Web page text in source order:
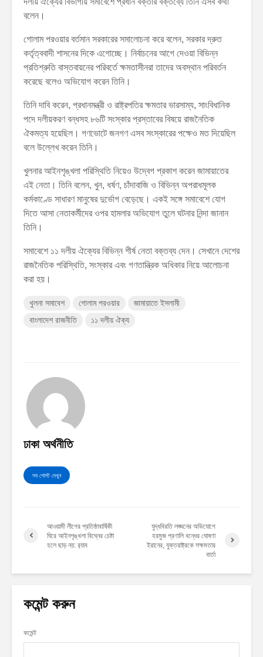
বলেন।
গোলাম পরওয়ার বর্তমান সরকারের সমালোচনা করে বলেন, সরকার দ্রুত
কর্তৃত্ববাদী শাসনের দিকে এগোচ্ছে। নির্বাচনের আগে দেওয়া বিভিন্ন
প্রতিশ্রুতি বাস্তবায়নের পরিবর্তে ক্ষমতাসীনরা তাদের অবস্থান পরিবর্তন
করেছে বলেও অভিযোগ করেন তিনি।
তিনি দাবি করেন, প্রধানমন্ত্রী ও রাষ্ট্রপতির ক্ষমতার ভারসাম্য, সাংবিধানিক
পদে দলীয়করণ বন্ধসহ ৮৬টি সংস্কার প্রস্তাবের বিষয়ে রাজনৈতিক
ঐকমত্য হয়েছিল। গণভোটে জনগণ এসব সংস্কারের পক্ষেও মত দিয়েছিল
বলে উল্লেখ করেন তিনি।
খুলনার আইনশৃঙ্খলা পরিস্থিতি নিয়েও উদ্বেগ প্রকাশ করেন জামায়াতের
এই নেতা। তিনি বলেন, খুন, ধর্ষণ, চাঁদাবাজি ও বিভিন্ন অপরাধমূলক
কর্মকাণ্ডে সাধারণ মানুষের দুর্ভোগ বেড়েছে। একই সঙ্গে সমাবেশে যোগ
দিতে আসা নেতাকর্মীদের ওপর হামলার অভিযোগ তুলে ঘটনার নিন্দা জানান
তিনি।
সমাবেশে ১১ দলীয় ঐক্যের বিভিন্ন শীর্ষ নেতা বক্তব্য দেন। সেখানে দেশের
রাজনৈতিক পরিস্থিতি, সংস্কার এবং গণতান্ত্রিক অধিকার নিয়ে আলোচনা
করা হয়।
খুলনা সমাবেশ গোলাম পরওয়ার
জামায়াতে ইসলামী
বাংলাদেশ রাজনীতি
১১ দলীয় ঐক্য
ঢাকা অর্থনীতি
সব পোস্ট দেখুন
আওয়ামী লীগের প্রতিষ্ঠাবার্ষিকী
ঘিরে আইনশৃঙ্খলা বিঘ্নের চেষ্টা
হলে ছাড় নয়: র‍্যাব
যুদ্ধবিরতি লঙ্ঘনের অভিযোগে
হরমুজ প্রণালি বন্ধের ঘোষণা
ইরানের, যুক্তরাষ্ট্রকে সক্ষমতার
বার্তা
কমেন্ট করুন
কমেন্ট